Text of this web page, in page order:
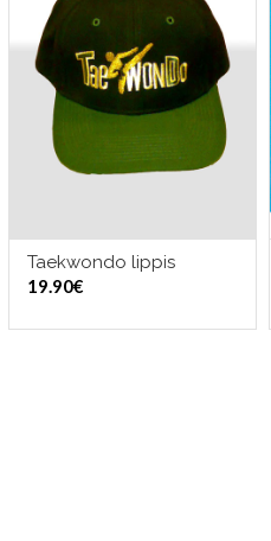
LISÄÄ OSTOSKORIIN
Taekwondo lippis
19.90€